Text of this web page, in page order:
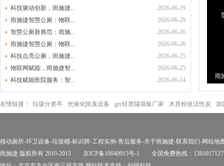
2026-06-29
科技驱动创新，雨施捷...
2026-06-29
雨施捷智慧公厕：物联...
2026-06-26
智慧公厕新典范：雨施...
2026-06-26
雨施捷智慧公厕：物联...
2026-06-25
科技点亮公厕，雨施捷...
2026-06-25
物联网赋能，雨施捷智...
2026-06-24
科技赋能医院服务：智...
雨
环
友情链接：
垃圾分类亭 光催化除臭设备 grc轻质隔墙板厂家 木质粉状活性炭 加
移动厕所-环卫设备-垃圾桶-标识牌-工程实例-售后服务-关于雨施捷-联系我们-网站地
雨施捷 版权所有 2010-2015 京ICP备10040915号-1
全国免费热线：